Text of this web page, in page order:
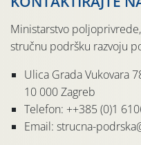
Ministarstvo
stručnu podršku razvoju
Ulica Grada Vukovara
10 000 Zagreb
Telefon: ++385 (0)1
Email: strucna-